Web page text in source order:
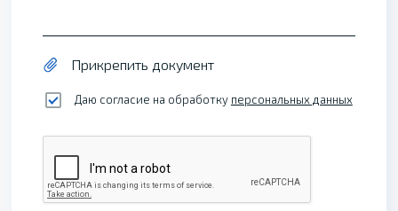
Прикрепить документ
Даю согласие на обработку персональных данных